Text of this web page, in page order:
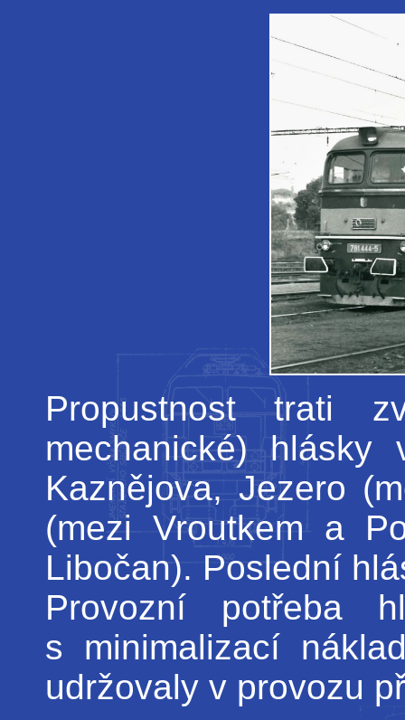
Propustnost trati
mechanické)
Kaznějova, Jezero
(mezi Vroutkem a
Libočan). Poslední
Provozní potřeba
s minimalizací
udržovaly v provozu